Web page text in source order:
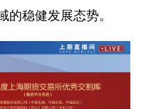
的稳健发展态势。